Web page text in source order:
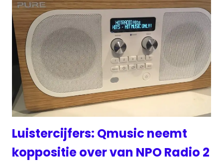
Luistercijfers: Qmusic neemt
koppositie over van NPO Radio 2